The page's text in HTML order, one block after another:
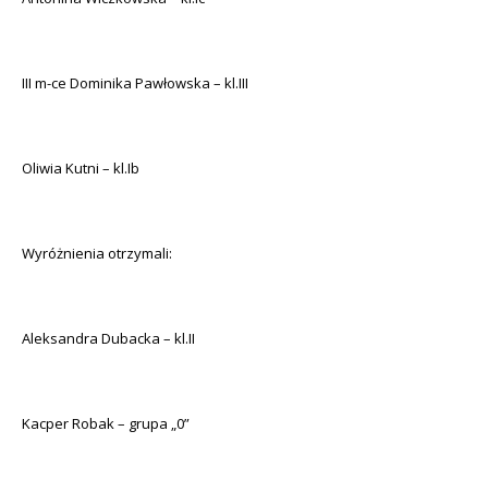
III m-ce Dominika Pawłowska – kl.III
Oliwia Kutni – kl.Ib
Wyróżnienia otrzymali:
Aleksandra Dubacka – kl.II
Kacper Robak – grupa „0”